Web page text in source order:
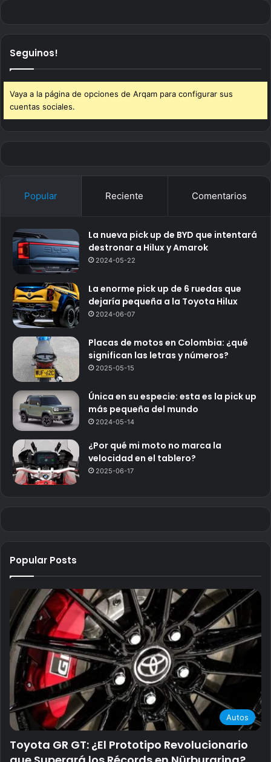
Seguinos!
Vaya a la página de opciones de Arqam para configurar sus
cuentas sociales.
Popular Reciente Comentarios
La nueva pick up de BYD que intentará
destronar a Hilux y Amarok
2024-05-22
La enorme pick up de 6 ruedas que
dejaría pequeña a la Toyota Hilux
2024-06-07
Placas de motos en Colombia: ¿qué
significan las letras y números?
2025-05-15
Única en su especie: esta es la pick up
más pequeña del mundo
2024-05-14
¿Por qué mi moto no marca la
velocidad en el tablero?
2025-06-17
Popular Posts
Autos
Toyota GR GT: ¿El Prototipo Revolucionario